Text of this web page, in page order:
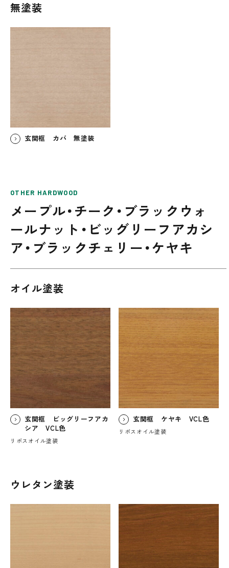
無塗装
玄関框 カバ 無塗装
OTHER HARDWOOD
メープル・チーク・ブラックウォ
ールナット・ビッグリーフアカシ
ア・ブラックチェリー・ケヤキ
オイル塗装
玄関框 ビッグリーフアカ
シア VCL色
リボスオイル塗装
玄関框 ケヤキ VCL色
リボスオイル塗装
ウレタン塗装